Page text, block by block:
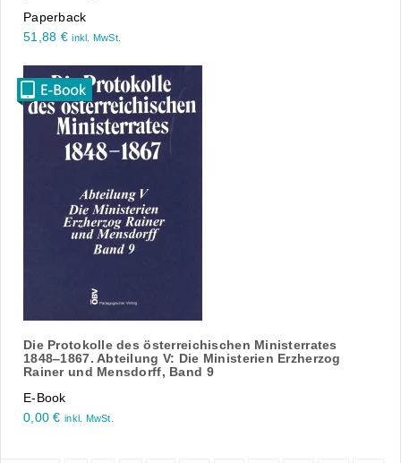
Paperback
51,88 € inkl. MwSt.
Die Protokolle des österreichischen Ministerrates
1848‒1867. Abteilung V: Die Ministerien Erzherzog
Rainer und Mensdorff, Band 9
E-Book
0,00€ inkl. MwSt.